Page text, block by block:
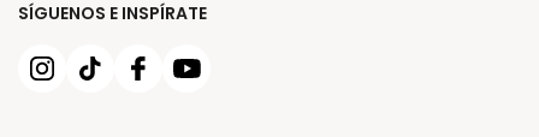
SÍGUENOS E INSPÍRATE